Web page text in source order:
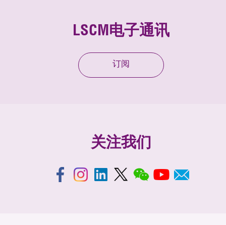
LSCM电子通讯
订阅
关注我们